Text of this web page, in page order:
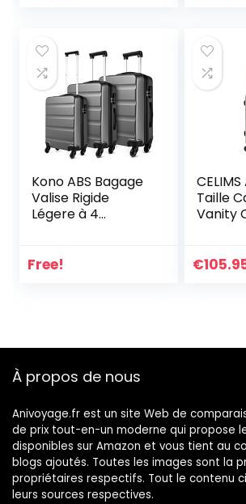
Main
Kono ABS Bagage
Valise Rigide
Légere à 4
Bagages(55cm,
Free!
Taille
Vanity
€
À propos de nous
Anivoyage.fr est un site Web de
de prix tout-en-un moderne qui propose
disponibles sur Amazon et vous tient au
blogs ajoutés. Toutes les images sont la
propriétaires respectifs. Tout le contenu
leurs sources respectives.